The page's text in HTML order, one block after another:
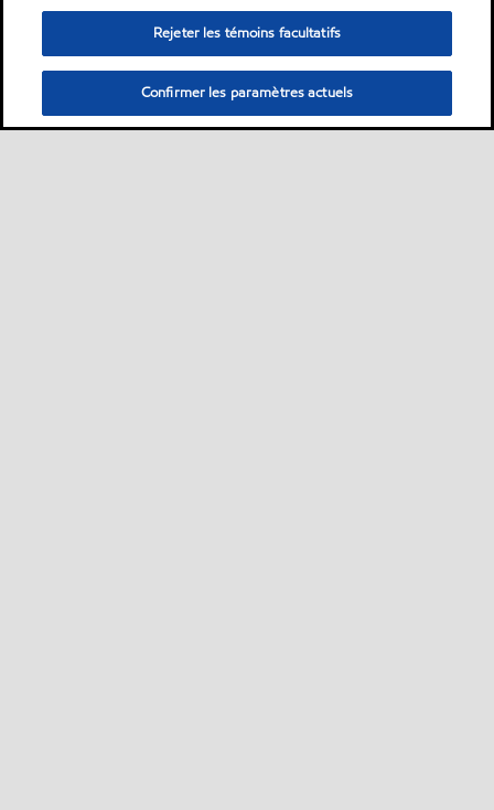
Rejeter les témoins facultatifs
Confirmer les paramètres actuels